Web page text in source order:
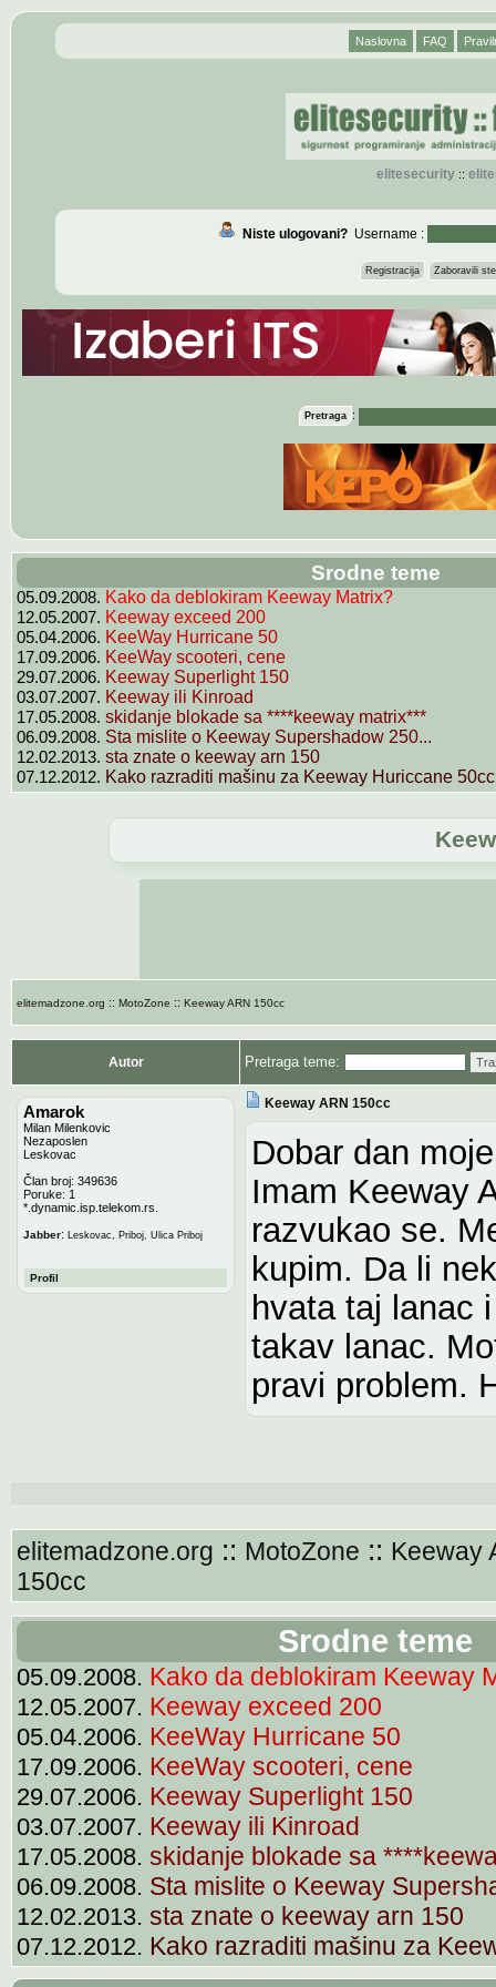
Naslovna FAQ
elitesecurity::
Niste ulogovani?Username :
Registracija Zaboravili
Pretraga :
Srodne teme
05.09.2008. Kako da deblokiram Keeway Matrix?
12.05.2007. Keeway exceed 200
05.04.2006. KeeWay Hurricane 50
17.09.2006. KeeWay scooteri, cene
29.07.2006. Keeway Superlight 150
03.07.2007. Keeway ili Kinroad
17.05.2008. skidanje blokade sa ****keeway matrix***
06.09.2008. Sta mislite o Keeway Supershadow 250...
12.02.2013. sta znate o keeway arn 150
07.12.2012. Kako razraditi mašinu za Keeway Huriccane 50cc
elitemadzone.org :: MotoZone :: Keeway ARN 150cc
Autor Pretraga teme:
Amarok
Milan Milenkovic
Nezaposlen
Leskovac
Član broj: 349636
Poruke: 1
*.dynamic.isp.telekom.rs.
Jabber: Leskovac, Priboj, Ulica Priboj
Profil
Keeway ARN 150cc
Dobar dan
Imam Keeway
razvukao se.
kupim. Da li
hvata taj lanac
takav lanac.
pravi problem.
elitemadzone.org :: MotoZone :: Keeway
150cc
Srodne teme
05.09.2008. Kako da deblokiram Keeway
12.05.2007. Keeway exceed 200
05.04.2006. KeeWay Hurricane 50
17.09.2006. KeeWay scooteri, cene
29.07.2006. Keeway Superlight 150
03.07.2007. Keeway ili Kinroad
17.05.2008. skidanje blokade sa
06.09.2008. Sta mislite o Keeway
12.02.2013. sta znate o keeway arn 150
07.12.2012. Kako razraditi mašinu za